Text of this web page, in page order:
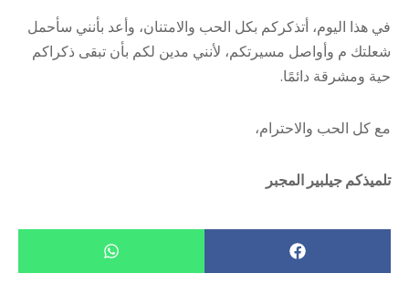
في هذا اليوم، أتذكركم بكل الحب والامتنان، وأعد بأنني سأحمل
شعلتك م وأواصل مسيرتكم، لأنني مدين لكم بأن تبقى ذكراكم
حية ومشرقة دائمًا.
مع كل الحب والاحترام،
تلميذكم جيلبير المجبر